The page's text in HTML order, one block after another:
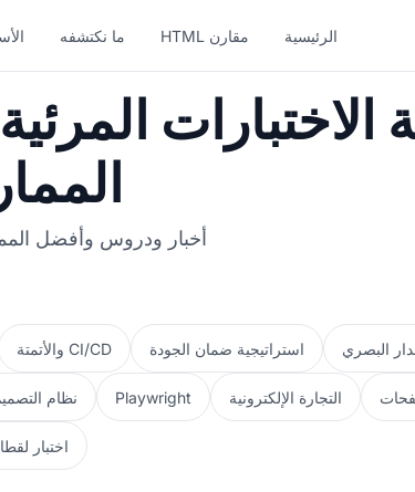
الرئيسية مقارن HTML ما نكتشفه
الاختبارات
أخبار ودروس وأفضل
البصري استراتيجية ضمان الجودة CI/CD والأتمتة
التجارة الإلكترونية Playwright نظام
اختبار